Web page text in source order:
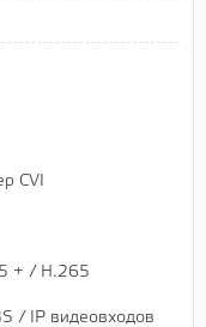
CVI
+ / H.265
/ IP видеовходов